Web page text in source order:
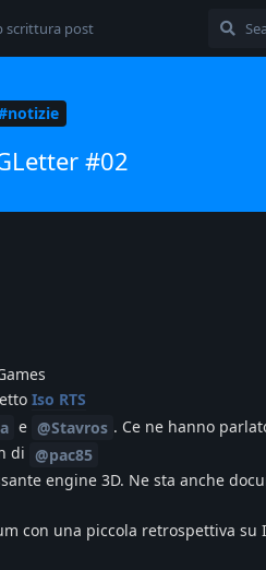
scrittura post
#02
Iso RTS
e @Stavros . Ce ne hanno
di @pac85
engine 3D. Ne sta anche
con una piccola retrospettiva su